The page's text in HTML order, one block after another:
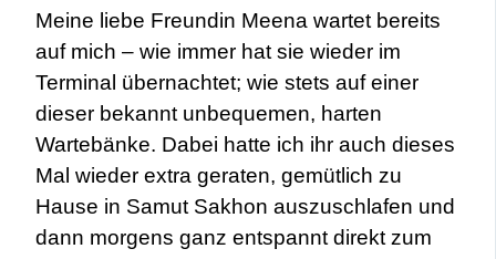
Meine liebe Freundin Meena wartet bereits
auf mich – wie immer hat sie wieder im
Terminal übernachtet; wie stets auf einer
dieser bekannt unbequemen, harten
Wartebänke. Dabei hatte ich ihr auch dieses
Mal wieder extra geraten, gemütlich zu
Hause in Samut Sakhon auszuschlafen und
dann morgens ganz entspannt direkt zum